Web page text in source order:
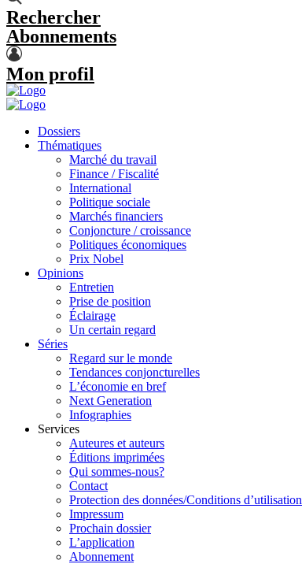
Rechercher
Abonnements
Mon profil
Dossiers
Thématiques
Marché du travail
Finance / Fiscalité
International
Politique sociale
Marchés financiers
Conjoncture / croissance
Politiques économiques
Prix Nobel
Opinions
Entretien
Prise de position
Éclairage
Un certain regard
Séries
Regard sur le monde
Tendances conjoncturelles
L’économie en bref
Next Generation
Infographies
Services
Auteures et auteurs
Éditions imprimées
Qui sommes-nous?
Contact
Protection des données/Conditions d’utilisation
Impressum
Prochain dossier
L’application
Abonnement